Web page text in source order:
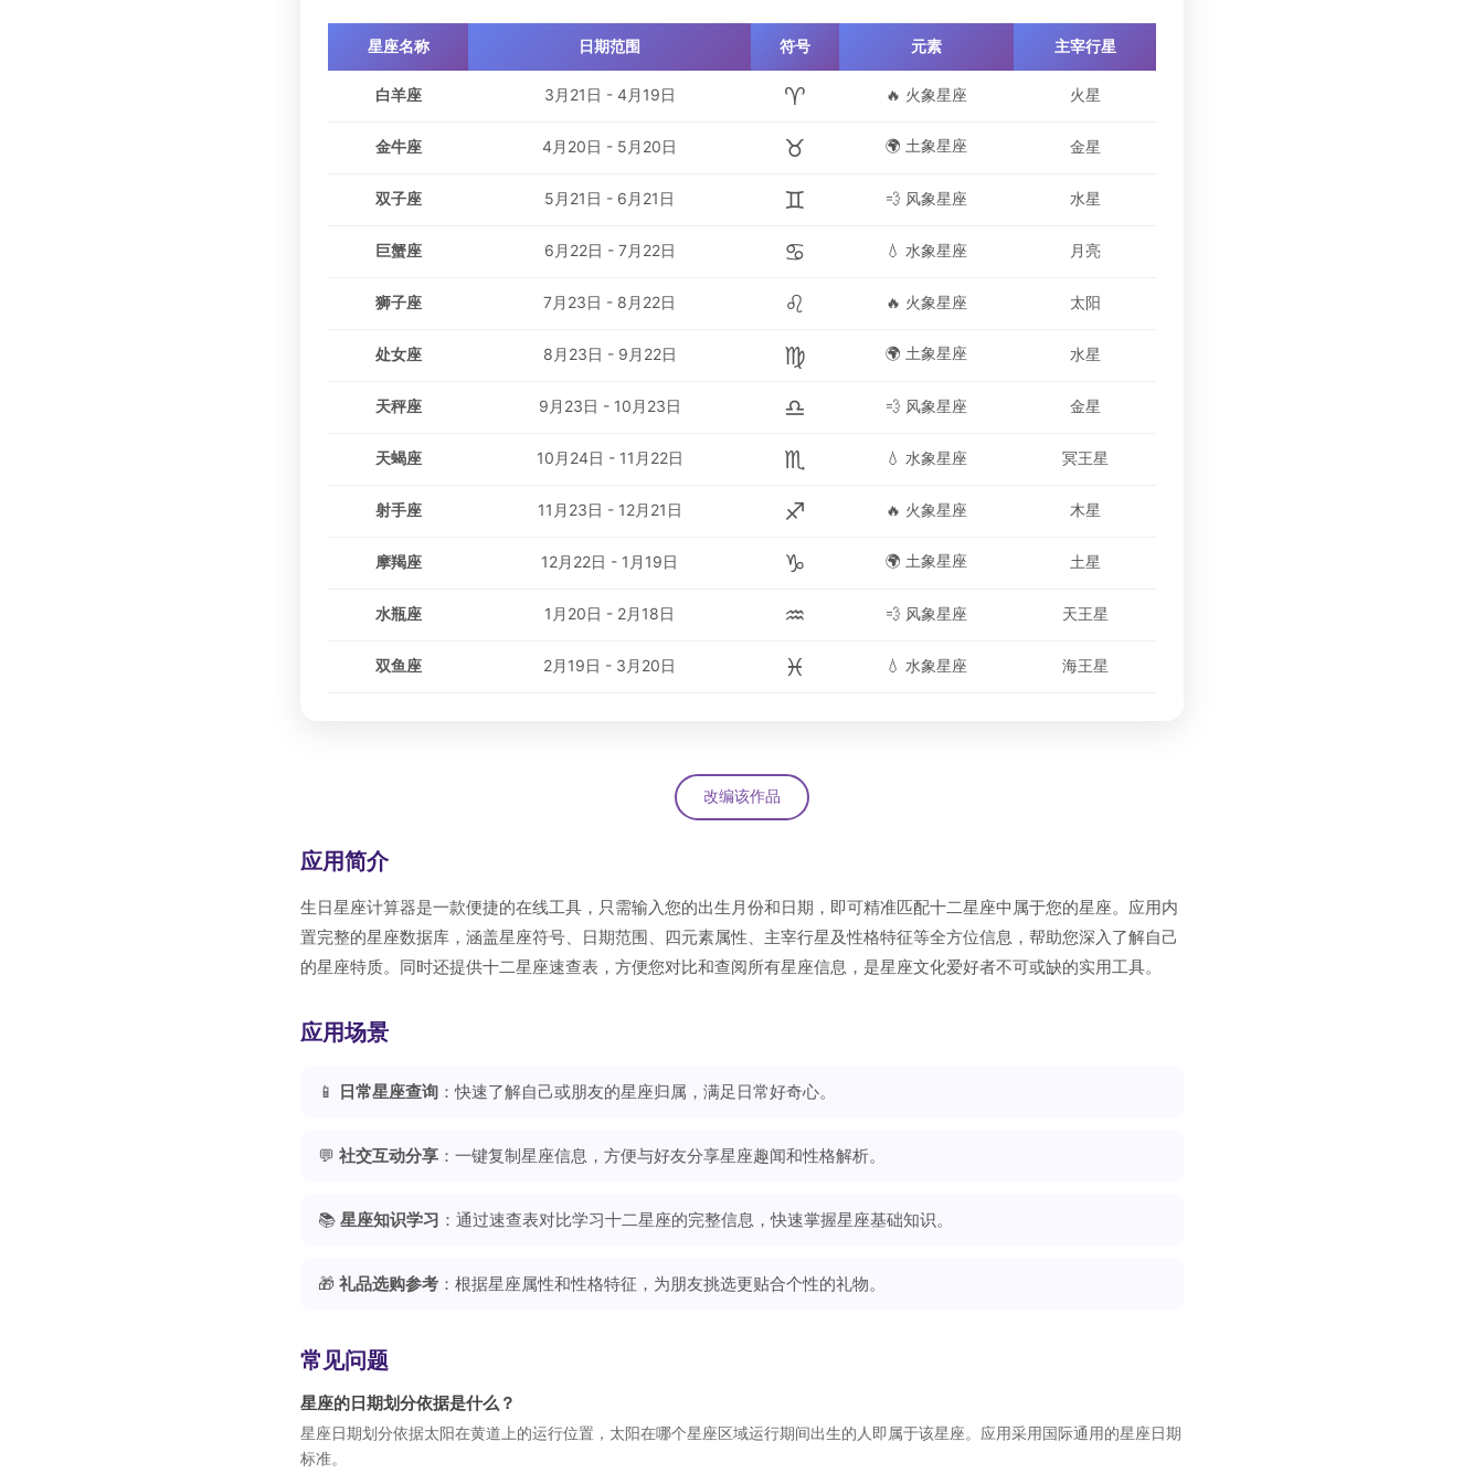
星座名称 日期范围 符号 元素 主宰行星
白羊座 3月21日 - 4月19日 ♈ 🔥 火象星座 火星
金牛座 4月20日 - 5月20日 ♉ 🌍 土象星座 金星
双子座 5月21日 - 6月21日 ♊ 💨 风象星座 水星
巨蟹座 6月22日 - 7月22日 ♋ 💧 水象星座 月亮
狮子座 7月23日 - 8月22日 ♌ 🔥 火象星座 太阳
处女座 8月23日 - 9月22日 ♍ 🌍 土象星座 水星
天秤座 9月23日 - 10月23日 ♎ 💨 风象星座 金星
天蝎座 10月24日 - 11月22日 ♏ 💧 水象星座 冥王星
射手座 11月23日 - 12月21日 ♐ 🔥 火象星座 木星
摩羯座 12月22日 - 1月19日 ♑ 🌍 土象星座 土星
水瓶座 1月20日 - 2月18日 ♒ 💨 风象星座 天王星
双鱼座 2月19日 - 3月20日 ♓ 💧 水象星座 海王星
改编该作品
应用简介
生日星座计算器是一款便捷的在线工具，只需输入您的出生月份和日期，即可精准匹配十二星座中属于您的星座。应用内
置完整的星座数据库，涵盖星座符号、日期范围、四元素属性、主宰行星及性格特征等全方位信息，帮助您深入了解自己
的星座特质。同时还提供十二星座速查表，方便您对比和查阅所有星座信息，是星座文化爱好者不可或缺的实用工具。
应用场景
📱 日常星座查询 ：快速了解自己或朋友的星座归属，满足日常好奇心。
💬 社交互动分享 ：一键复制星座信息，方便与好友分享星座趣闻和性格解析。
📚 星座知识学习 ：通过速查表对比学习十二星座的完整信息，快速掌握星座基础知识。
🎁 礼品选购参考 ：根据星座属性和性格特征，为朋友挑选更贴合个性的礼物。
常见问题
星座的日期划分依据是什么？
星座日期划分依据太阳在黄道上的运行位置，太阳在哪个星座区域运行期间出生的人即属于该星座。应用采用国际通用的星座日期
标准。